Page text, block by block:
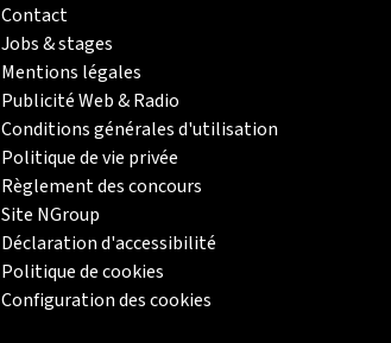
Contact
Jobs & stages
Mentions légales
Publicité Web & Radio
Conditions générales d'utilisation
Politique de vie privée
Règlement des concours
Site NGroup
Déclaration d'accessibilité
Politique de cookies
Configuration des cookies